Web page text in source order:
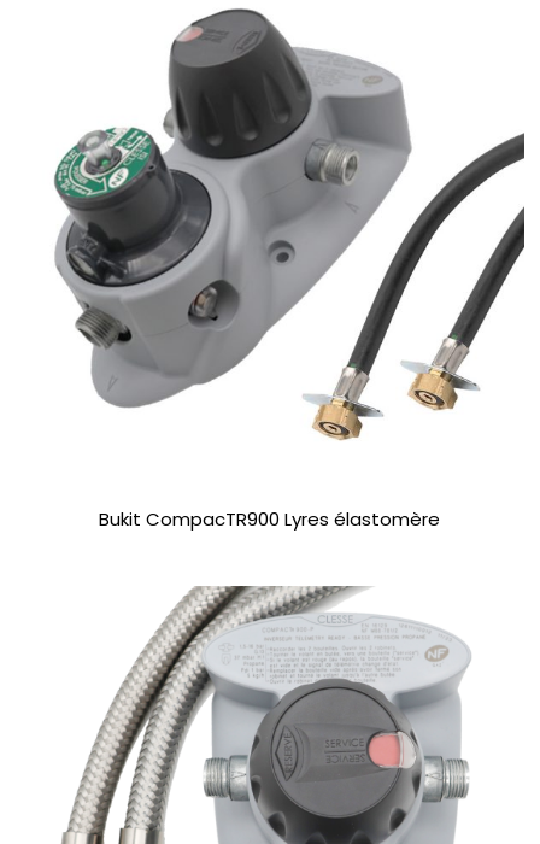
Bukit CompacTR900 Lyres élastomère